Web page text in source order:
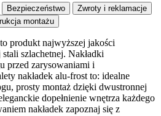
Bezpieczeństwo
Zwroty i reklamacje
montażu
produkt najwyższej jakości
szlachetnej. Nakładki
przed zarysowaniami i
nakładek alu-frost to: idealne
prosty montaż dzięki dwustronnej
dopełnienie wnętrza każdego
nakładek zapoznaj się z